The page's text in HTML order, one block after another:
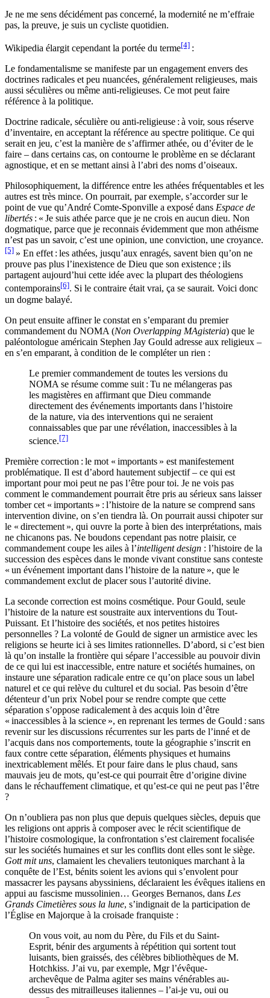
Je ne me sens décidément pas concerné, la modernité ne m’effraie
pas, la preuve, je suis un cycliste quotidien.
Wikipedia élargit cependant la portée du terme[4] :
Le fondamentalisme se manifeste par un engagement envers des
doctrines radicales et peu nuancées, généralement religieuses, mais
aussi séculières ou même anti-religieuses. Ce mot peut faire
référence à la politique.
Doctrine radicale, séculière ou anti-religieuse : à voir, sous réserve
d’inventaire, en acceptant la référence au spectre politique. Ce qui
serait en jeu, c’est la manière de s’affirmer athée, ou d’éviter de le
faire – dans certains cas, on contourne le problème en se déclarant
agnostique, et en se mettant ainsi à l’abri des noms d’oiseaux.
Philosophiquement, la différence entre les athées fréquentables et les
autres est très mince. On pourrait, par exemple, s’accorder sur le
point de vue qu’André Comte-Sponville a exposé dans Espace de
libertés : « Je suis athée parce que je ne crois en aucun dieu. Non
dogmatique, parce que je reconnais évidemment que mon athéisme
n’est pas un savoir, c’est une opinion, une conviction, une croyance.
[5] » En effet : les athées, jusqu’aux enragés, savent bien qu’on ne
prouve pas plus l’inexistence de Dieu que son existence ; ils
partagent aujourd’hui cette idée avec la plupart des théologiens
contemporains[6]. Si le contraire était vrai, ça se saurait. Voici donc
un dogme balayé.
On peut ensuite affiner le constat en s’emparant du premier
commandement du NOMA (Non Overlapping MAgisteria) que le
paléontologue américain Stephen Jay Gould adresse aux religieux –
en s’en emparant, à condition de le compléter un rien :
Le premier commandement de toutes les versions du
NOMA se résume comme suit : Tu ne mélangeras pas
les magistères en affirmant que Dieu commande
directement des événements importants dans l’histoire
de la nature, via des interventions qui ne seraient
connaissables que par une révélation, inaccessibles à la
science.[7]
Première correction : le mot « importants » est manifestement
problématique. Il est d’abord hautement subjectif – ce qui est
important pour moi peut ne pas l’être pour toi. Je ne vois pas
comment le commandement pourrait être pris au sérieux sans laisser
tomber cet « importants » : l’histoire de la nature se comprend sans
intervention divine, on s’en tiendra là. On pourrait aussi chipoter sur
le « directement », qui ouvre la porte à bien des interprétations, mais
ne chicanons pas. Ne boudons cependant pas notre plaisir, ce
commandement coupe les ailes à l’intelligent design : l’histoire de la
succession des espèces dans le monde vivant constitue sans conteste
« un événement important dans l’histoire de la nature », que le
commandement exclut de placer sous l’autorité divine.
La seconde correction est moins cosmétique. Pour Gould, seule
l’histoire de la nature est soustraite aux interventions du Tout-
Puissant. Et l’histoire des sociétés, et nos petites histoires
personnelles ? La volonté de Gould de signer un armistice avec les
religions se heurte ici à ses limites rationnelles. D’abord, si c’est bien
là qu’on installe la frontière qui sépare l’accessible au pouvoir divin
de ce qui lui est inaccessible, entre nature et sociétés humaines, on
instaure une séparation radicale entre ce qu’on place sous un label
naturel et ce qui relève du culturel et du social. Pas besoin d’être
détenteur d’un prix Nobel pour se rendre compte que cette
séparation s’oppose radicalement à des acquis loin d’être
« inaccessibles à la science », en reprenant les termes de Gould : sans
revenir sur les discussions récurrentes sur les parts de l’inné et de
l’acquis dans nos comportements, toute la géographie s’inscrit en
faux contre cette séparation, éléments physiques et humains
inextricablement mêlés. Et pour faire dans le plus chaud, sans
mauvais jeu de mots, qu’est-ce qui pourrait être d’origine divine
dans le réchauffement climatique, et qu’est-ce qui ne peut pas l’être
?
On n’oubliera pas non plus que depuis quelques siècles, depuis que
les religions ont appris à composer avec le récit scientifique de
l’histoire cosmologique, la confrontation s’est clairement focalisée
sur les sociétés humaines et sur les conflits dont elles sont le siège.
Gott mit uns, clamaient les chevaliers teutoniques marchant à la
conquête de l’Est, bénits soient les avions qui s’envolent pour
massacrer les paysans abyssiniens, déclaraient les évêques italiens en
appui au fascisme mussolinien… Georges Bernanos, dans Les
Grands Cimetières sous la lune, s’indignait de la participation de
l’Église en Majorque à la croisade franquiste :
On vous voit, au nom du Père, du Fils et du Saint-
Esprit, bénir des arguments à répétition qui sortent tout
luisants, bien graissés, des célèbres bibliothèques de M.
Hotchkiss. J’ai vu, par exemple, Mgr l’évêque-
archevêque de Palma agiter ses mains vénérables au-
dessus des mitrailleuses italiennes – l’ai-je vu, oui ou